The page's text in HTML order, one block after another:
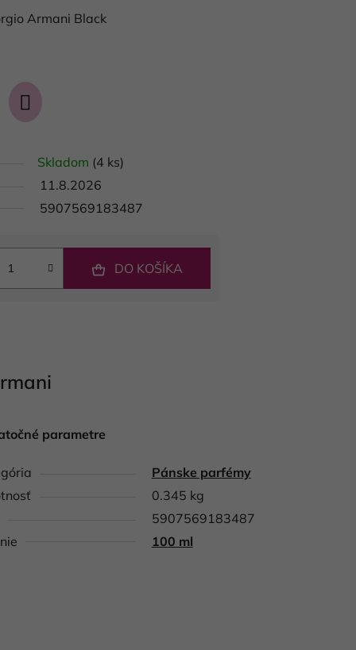
Armani Black
Skladom (4 ks)
11.8.2026
5907569183487
DO KOŠÍKA
parametre
Pánske parfémy
0.345 kg
5907569183487
100 ml